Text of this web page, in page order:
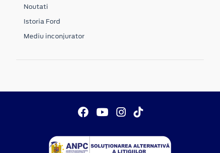
Noutati
Istoria Ford
Mediu inconjurator